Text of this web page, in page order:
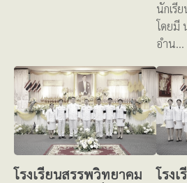
นักเรี
โดยมี
อำน…
โรงเรียนสรรพวิทยาคม
โรง